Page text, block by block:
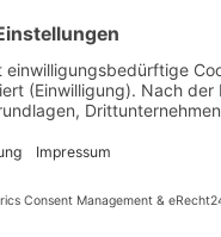
© 2025 All rights reserved